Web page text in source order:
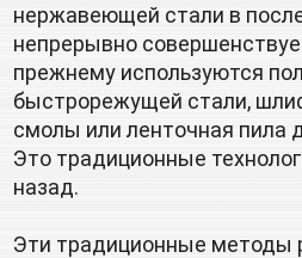
нержавеющей стали в
непрерывно
прежнему используются
быстрорежущей стали,
смолы или ленточная пила
Это традиционные
назад.
Эти традиционные методы